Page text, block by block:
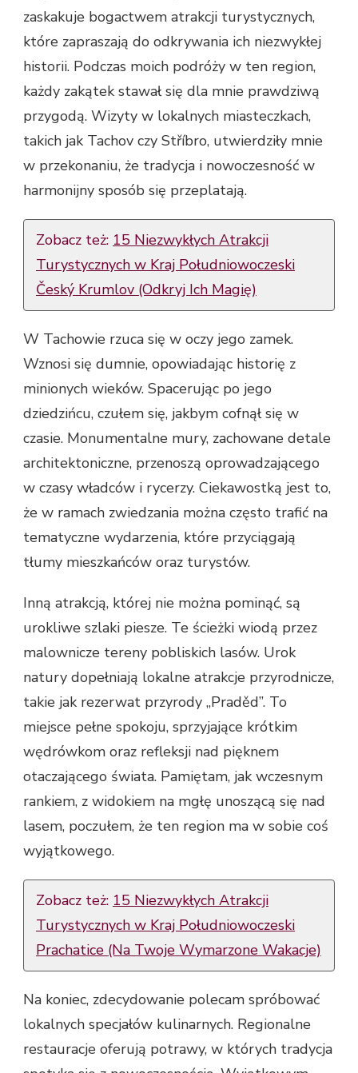
zaskakuje bogactwem atrakcji turystycznych,
które zapraszają do odkrywania ich niezwykłej
historii. Podczas moich podróży w ten region,
każdy zakątek stawał się dla mnie prawdziwą
przygodą. Wizyty w lokalnych miasteczkach,
takich jak Tachov czy Stříbro, utwierdziły mnie
w przekonaniu, że tradycja i nowoczesność w
harmonijny sposób się przeplatają.
Zobacz też: 15 Niezwykłych Atrakcji
Turystycznych w Kraj Południowoczeski
Český Krumlov (Odkryj Ich Magię)
W Tachowie rzuca się w oczy jego zamek.
Wznosi się dumnie, opowiadając historię z
minionych wieków. Spacerując po jego
dziedzińcu, czułem się, jakbym cofnął się w
czasie. Monumentalne mury, zachowane detale
architektoniczne, przenoszą oprowadzającego
w czasy władców i rycerzy. Ciekawostką jest to,
że w ramach zwiedzania można często trafić na
tematyczne wydarzenia, które przyciągają
tłumy mieszkańców oraz turystów.
Inną atrakcją, której nie można pominąć, są
urokliwe szlaki piesze. Te ścieżki wiodą przez
malownicze tereny pobliskich lasów. Urok
natury dopełniają lokalne atrakcje przyrodnicze,
takie jak rezerwat przyrody „Praděd”. To
miejsce pełne spokoju, sprzyjające krótkim
wędrówkom oraz refleksji nad pięknem
otaczającego świata. Pamiętam, jak wczesnym
rankiem, z widokiem na mgłę unoszącą się nad
lasem, poczułem, że ten region ma w sobie coś
wyjątkowego.
Zobacz też: 15 Niezwykłych Atrakcji
Turystycznych w Kraj Południowoczeski
Prachatice (Na Twoje Wymarzone Wakacje)
Na koniec, zdecydowanie polecam spróbować
lokalnych specjałów kulinarnych. Regionalne
restauracje oferują potrawy, w których tradycja